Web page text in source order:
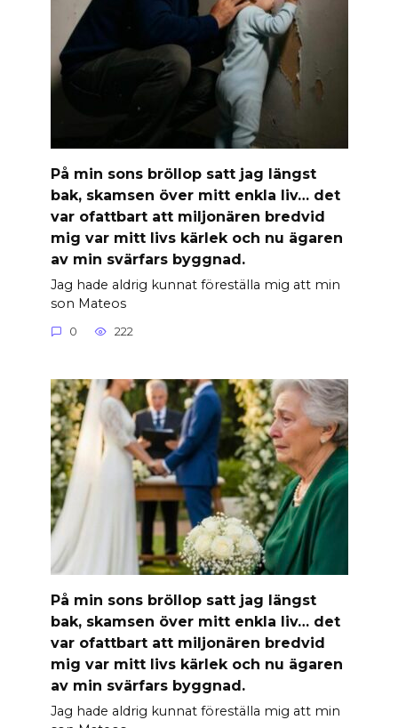
På min sons bröllop satt jag längst
bak, skamsen över mitt enkla liv… det
var ofattbart att miljonären bredvid
mig var mitt livs kärlek och nu ägaren
av min svärfars byggnad.
Jag hade aldrig kunnat föreställa mig att min
son Mateos
0 222
På min sons bröllop satt jag längst
bak, skamsen över mitt enkla liv… det
var ofattbart att miljonären bredvid
mig var mitt livs kärlek och nu ägaren
av min svärfars byggnad.
Jag hade aldrig kunnat föreställa mig att min